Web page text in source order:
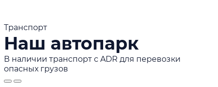
Транспорт
Наш автопарк
В наличии транспорт с ADR для перевозки
опасных грузов